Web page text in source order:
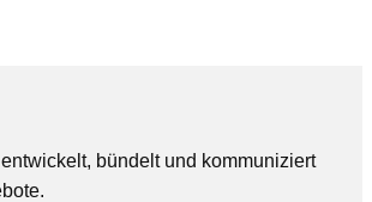
bündelt und kommuniziert